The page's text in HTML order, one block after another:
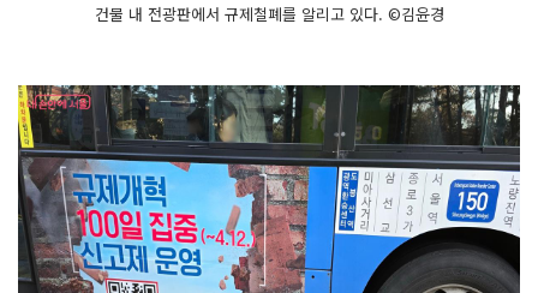
건물 내 전광판에서 규제철폐를 알리고 있다. ©김윤경